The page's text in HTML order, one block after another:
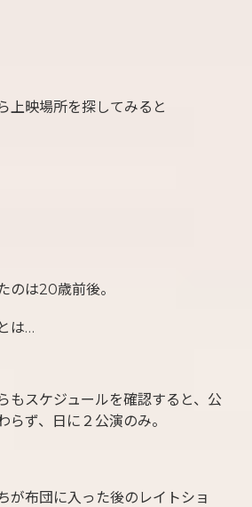
上映場所を探してみると
のは20歳前後。
は…
もスケジュールを確認すると、公
らず、日に２公演のみ。
が布団に入った後のレイトショ